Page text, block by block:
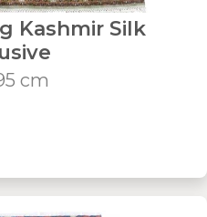
Kashmir Silk
cm